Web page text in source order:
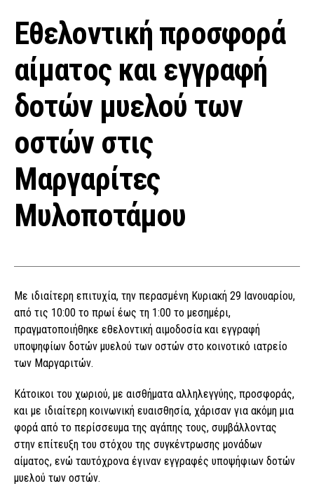
Εθελοντική προσφορά
αίματος και εγγραφή
δοτών μυελού των
οστών στις
Μαργαρίτες
Μυλοποτάμου
Με ιδιαίτερη επιτυχία, την περασμένη Κυριακή 29 Ιανουαρίου,
από τις 10:00 το πρωί έως τη 1:00 το μεσημέρι,
πραγματοποιήθηκε εθελοντική αιμοδοσία και εγγραφή
υποψηφίων δοτών μυελού των οστών στο κοινοτικό ιατρείο
των Μαργαριτών.
Κάτοικοι του χωριού, με αισθήματα αλληλεγγύης, προσφοράς,
και με ιδιαίτερη κοινωνική ευαισθησία, χάρισαν για ακόμη μια
φορά από το περίσσευμα της αγάπης τους, συμβάλλοντας
στην επίτευξη του στόχου της συγκέντρωσης μονάδων
αίματος, ενώ ταυτόχρονα έγιναν εγγραφές υποψήφιων δοτών
μυελού των οστών.